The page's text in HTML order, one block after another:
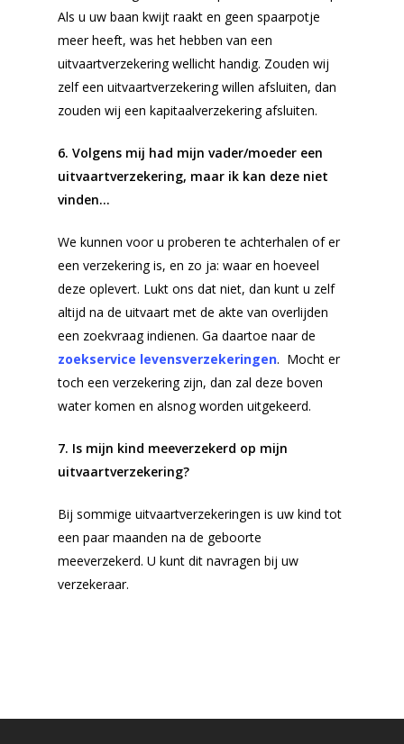
Als u uw baan kwijt raakt en geen spaarpotje
meer heeft, was het hebben van een
uitvaartverzekering wellicht handig. Zouden wij
zelf een uitvaartverzekering willen afsluiten, dan
zouden wij een kapitaalverzekering afsluiten.
6. Volgens mij had mijn vader/moeder een
uitvaartverzekering, maar ik kan deze niet
vinden…
We kunnen voor u proberen te achterhalen of er
een verzekering is, en zo ja: waar en hoeveel
deze oplevert. Lukt ons dat niet, dan kunt u zelf
altijd na de uitvaart met de akte van overlijden
een zoekvraag indienen. Ga daartoe naar de
zoekservice levensverzekeringen. Mocht er
toch een verzekering zijn, dan zal deze boven
water komen en alsnog worden uitgekeerd.
7. Is mijn kind meeverzekerd op mijn
uitvaartverzekering?
Bij sommige uitvaartverzekeringen is uw kind tot
een paar maanden na de geboorte
meeverzekerd. U kunt dit navragen bij uw
verzekeraar.
Rondom de uitvaart
Checklist
Onze nazorg
Asbestemming of
grafmonument
Kosten uitvaart
Locaties
Ervaringen van
nabestaanden
Nieuws
Contact
Offerte aanvragen